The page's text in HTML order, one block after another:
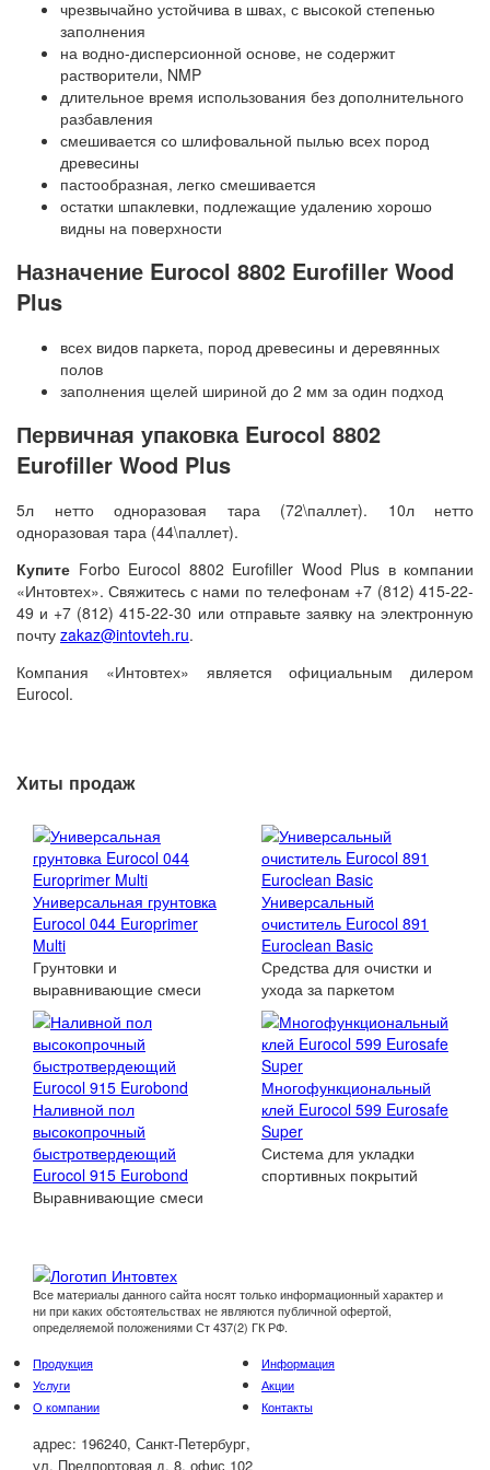
Forbo Marmoleum Cocoa
Forbo Marmoleum Ohmex
Forbo Marmoleum Decibel
Forbo Marmoleum Acoustic
Пробковая подложка Forbo Corkment
VERTIGO Flock Toronto
VERTIGO Flock Forest
VERTIGO Flock Perth
VERTIGO Flock California
чрезвычайно устойчива в швах, с высокой степенью
заполнения
на водно-дисперсионной основе, не содержит
растворители, NMP
длительное время использования без дополнительного
разбавления
смешивается со шлифовальной пылью всех пород
древесины
пастообразная, легко смешивается
остатки шпаклевки, подлежащие удалению хорошо
видны на поверхности
Назначение Eurocol 8802 Eurofiller Wood
Plus
всех видов паркета, пород древесины и деревянных
полов
заполнения щелей шириной до 2 мм за один подход
Первичная упаковка Eurocol 8802
Eurofiller Wood Plus
5л нетто одноразовая тара (72\паллет). 10л нетто
одноразовая тара (44\паллет).
Купите Forbo Eurocol 8802 Eurofiller Wood Plus в компании
«Интовтех». Свяжитесь с нами по телефонам +7 (812) 415-22-
49 и +7 (812) 415-22-30 или отправьте заявку на электронную
почту zakaz@intovteh.ru.
Компания «Интовтех» является официальным дилером
Eurocol.
Хиты продаж
Универсальная грунтовка
Eurocol 044 Europrimer
Multi
Грунтовки и
выравнивающие смеси
Универсальный
очиститель Eurocol 891
Euroclean Basic
Средства для очистки и
ухода за паркетом
Наливной пол
высокопрочный
быстротвердеющий
Eurocol 915 Eurobond
Выравнивающие смеси
Многофункциональный
клей Eurocol 599 Eurosafe
Super
Система для укладки
спортивных покрытий
Все материалы данного сайта носят только информационный характер и
ни при каких обстоятельствах не являются публичной офертой,
определяемой положениями Ст 437(2) ГК РФ.
Продукция
Услуги
О компании
Информация
Акции
Контакты
адрес: 196240, Санкт-Петербург,
ул. Предпортовая д. 8, офис 102